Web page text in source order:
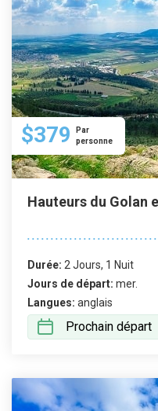
$379
Par
personne
Hauteurs du Golan
Durée: 2 Jours, 1 Nuit
Jours de départ: mer.
Langues: anglais
Prochain départ